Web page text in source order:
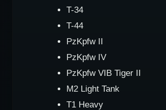
T-34
T-44
PzKpfw II
PzKpfw IV
PzKpfw VIB Tiger II
M2 Light Tank
T1 Heavy